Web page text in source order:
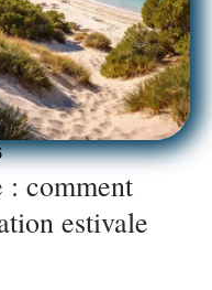
: comment
estivale